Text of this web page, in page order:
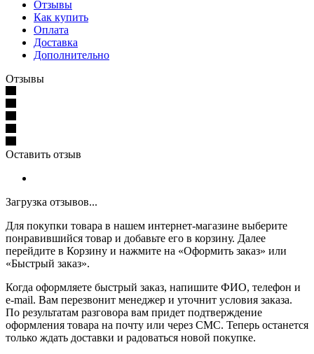
Отзывы
Как купить
Оплата
Доставка
Дополнительно
Отзывы
Оставить отзыв
Загрузка отзывов...
Для покупки товара в нашем интернет-магазине выберите
понравившийся товар и добавьте его в корзину. Далее
перейдите в Корзину и нажмите на «Оформить заказ» или
«Быстрый заказ».
Когда оформляете быстрый заказ, напишите ФИО, телефон и
e-mail. Вам перезвонит менеджер и уточнит условия заказа.
По результатам разговора вам придет подтверждение
оформления товара на почту или через СМС. Теперь останется
только ждать доставки и радоваться новой покупке.